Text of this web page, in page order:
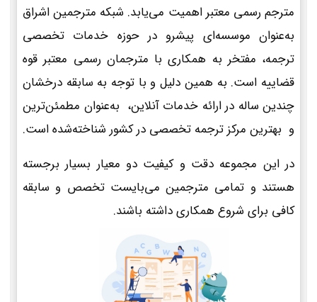
مترجم رسمی معتبر اهمیت می‌یابد. شبکه مترجمین اشراق
به‌عنوان موسسه‌ای پیشرو در حوزه خدمات تخصصی
ترجمه، مفتخر به همکاری با مترجمان رسمی معتبر قوه
قضاییه است. به همین دلیل و با توجه به سابقه درخشان
چندین ساله در ارائه خدمات آنلاین، به‌عنوان مطمئن‌ترین
و بهترین مرکز ترجمه تخصصی در کشور شناخته‌شده است.
در این مجموعه دقت و کیفیت دو معیار بسیار برجسته
هستند و تمامی مترجمین می‌بایست تخصص و سابقه
کافی برای شروع همکاری داشته باشند.